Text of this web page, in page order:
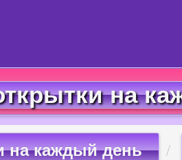
на
на каждый день